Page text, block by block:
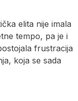
elita nije imala
tempo, pa je i
frustracija
koja se sada